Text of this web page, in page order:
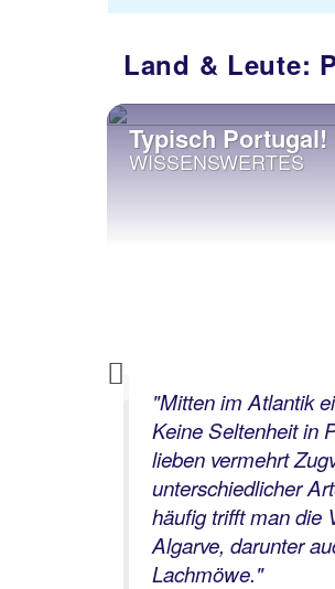
Land & Leute:
Previous
Typisch Portugal!
WISSENSWERTES
"Mitten im Atlantik
Keine Seltenheit in
lieben vermehrt
unterschiedlicher
häufig trifft man die
Algarve, darunter
Lachmöwe."